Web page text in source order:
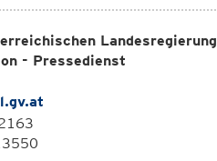
Landesregierung
- Pressedienst